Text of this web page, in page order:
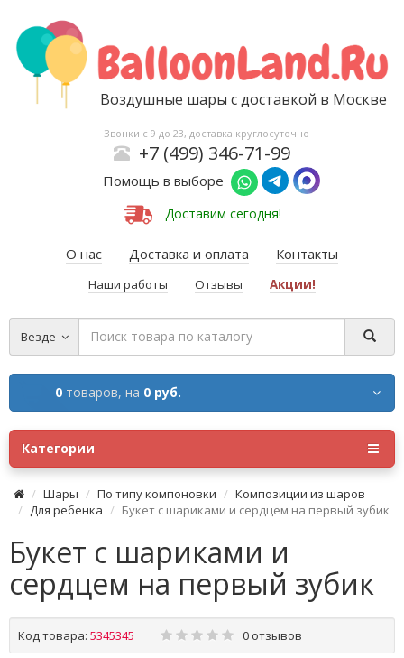
Воздушные шары с доставкой в Москве
Звонки с 9 до 23, доставка круглосуточно
+7 (499) 346-71-99
Помощь в выборе
Доставим сегодня!
О нас Доставка и оплата Контакты
Наши работы Отзывы Акции!
Везде
0 товаров, на 0 руб.
Категории
Шары По типу компоновки
Композиции из шаров
Для ребенка
Букет с шариками и сердцем на первый зубик
Букет с шариками и
сердцем на первый зубик
Код товара: 5345345 0 отзывов